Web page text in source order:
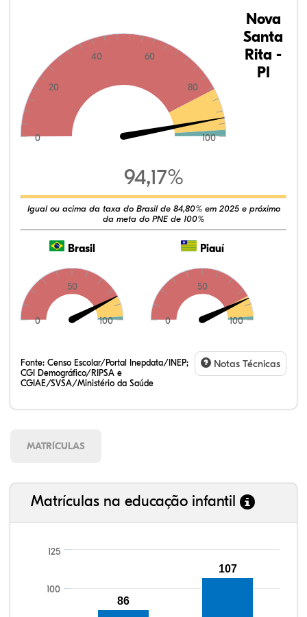
0
20
40 60
80
100
Nova
Santa
Rita -
PI
94,17%
Igual ou acima da taxa do Brasil de 84,80% em 2025 e próximo
da meta do PNE de 100%
Brasil
0
50
100
Piauí
0
50
100
Fonte: Censo Escolar/Portal Inepdata/INEP;
CGI Demográfico/RIPSA e
CGIAE/SVSA/Ministério da Saúde
Notas Técnicas
MATRÍCULAS
Matrículas na educação infantil
100
125
86
107